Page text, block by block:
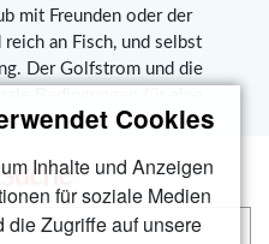
Cookies
Inhalte und Anzeigen
für soziale Medien
die Zugriffe auf unsere
mit Freunden oder der
an Fisch, und selbst
Der Golfstrom und die
Bedingungen für eine
in dieser Region ist
Methode und andere
von Polacken und
geht hier immer wieder an